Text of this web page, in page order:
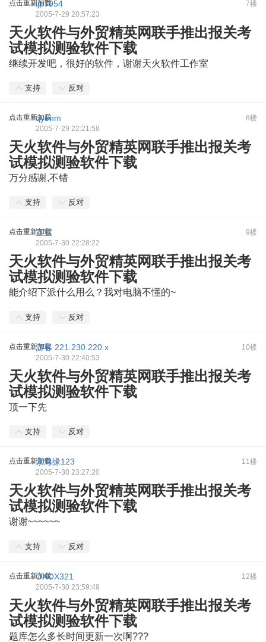
点击重新加载 7楼
ljp7954
2005-7-29 20:57:23
天火软件与外贸精英网联手推出报关考
试模拟测验软件下载
继续开发吧，很好的软件，谢谢天火软件工作室
支持 反对
点击重新加载 8楼
qytmm
2005-7-29 22:21:58
天火软件与外贸精英网联手推出报关考
试模拟测验软件下载
万分感谢,不错
支持 反对
点击重新加载 9楼
宣宣
2005-7-30 22:28:22
天火软件与外贸精英网联手推出报关考
试模拟测验软件下载
能介绍下派什么用么？我对电脑不懂的~
支持 反对
点击重新加载 10楼
游客 221.230.220.x
2005-7-30 22:40:53
天火软件与外贸精英网联手推出报关考
试模拟测验软件下载
顶一下先
支持 反对
点击重新加载 11楼
紫海缘123
2005-7-30 23:27:20
天火软件与外贸精英网联手推出报关考
试模拟测验软件下载
谢谢~~~~~~
支持 反对
点击重新加载 12楼
OXOX321
2005-7-30 23:59:49
天火软件与外贸精英网联手推出报关考
试模拟测验软件下载
题库怎么多长时间更新一次啊???